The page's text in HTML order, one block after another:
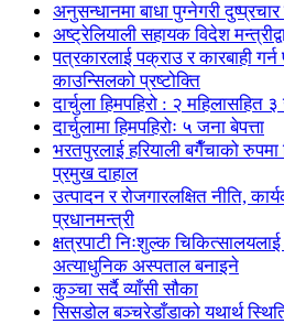
अनुसन्धानमा बाधा पुग्नेगरी
अष्ट्रेलियाली सहायक विदेश
पत्रकारलाई पक्राउ र कारबाही गर्न
काउन्सिलको प्रष्टोक्ति
दार्चुला हिमपहिरो : २ महिलासहित
दार्चुलामा हिमपहिरोः ५ जना बेपत्ता
भरतपुरलाई हरियाली बगैँचाको
प्रमुख दाहाल
उत्पादन र रोजगारलक्षित नीति,
प्रधानमन्त्री
क्षत्रपाटी निःशुल्क
अत्याधुनिक अस्पताल बनाइने
कुञ्चा सर्दै व्याँसी सौका
सिसडोल बञ्चरेडाँडाको यथार्थ